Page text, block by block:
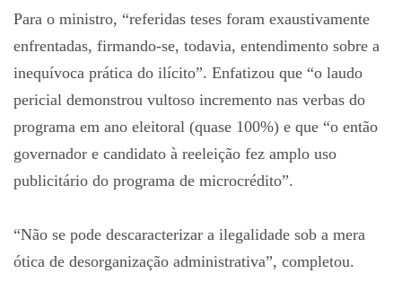
Para o ministro, “referidas teses foram exaustivamente
enfrentadas, firmando-se, todavia, entendimento sobre a
inequívoca prática do ilícito”. Enfatizou que “o laudo
pericial demonstrou vultoso incremento nas verbas do
programa em ano eleitoral (quase 100%) e que “o então
governador e candidato à reeleição fez amplo uso
publicitário do programa de microcrédito”.
“Não se pode descaracterizar a ilegalidade sob a mera
ótica de desorganização administrativa”, completou.